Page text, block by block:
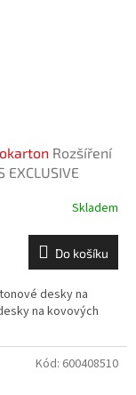
Rozšíření
Skladem
Do košíku
desky na
na kovových
Kód: 600408510